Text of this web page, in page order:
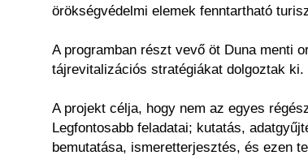
örökségvédelmi elemek fenntartható
A programban részt vevő öt Duna menti
tájrevitalizációs stratégiákat dolgoztak ki.
A projekt célja, hogy nem az egyes
Legfontosabb feladatai; kutatás,
bemutatása, ismeretterjesztés, és ezen